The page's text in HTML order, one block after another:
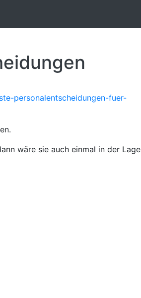
personalentscheidungen-fuer-
wäre sie auch einmal in der Lage